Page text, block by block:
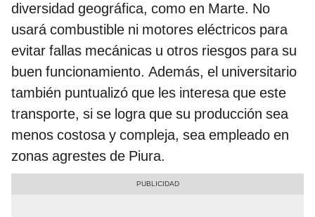
diversidad geográfica, como en Marte. No
usará combustible ni motores eléctricos para
evitar fallas mecánicas u otros riesgos para su
buen funcionamiento. Además, el universitario
también puntualizó que les interesa que este
transporte, si se logra que su producción sea
menos costosa y compleja, sea empleado en
zonas agrestes de Piura.